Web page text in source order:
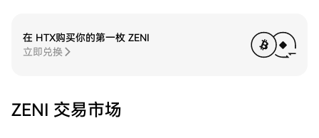
在 HTX购买你的第一枚 ZENI
立即兑换
ZENI 交易市场